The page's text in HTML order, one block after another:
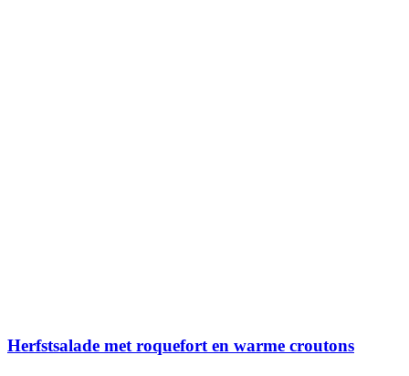
Herfstsalade met roquefort en warme croutons